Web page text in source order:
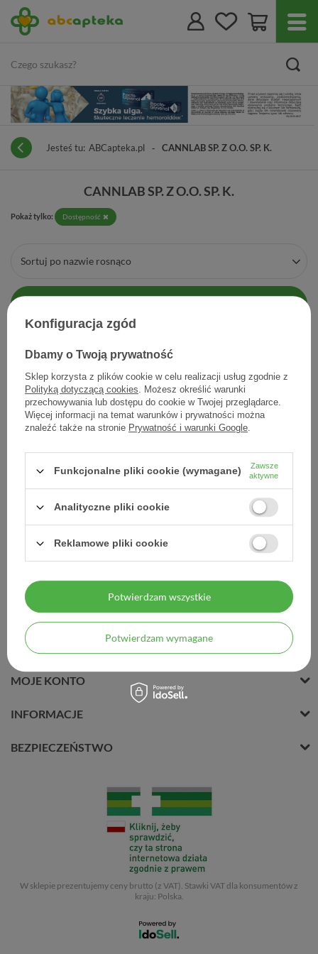
Jesteś tu: ABCapteka.pl CANNLAB SP. Z O.O. SP. K.
CANNLAB SP. Z O.O. SP. K.
Pokaż tylko: Dostępność
Sortuj po nazwie rosnąco
Adaptogeny+Astaksantyna
10 ml
MOJE ZAMÓWIENIE
MOJE KONTO
INFORMACJE
BEZPIECZEŃSTWO
W sklepie prezentujemy ceny brutto (z VAT). Stawki VAT dla konsumentów z
kraju: Polska.
Konfiguracja zgód
Dbamy o Twoją prywatność
Sklep korzysta z plików cookie w celu realizacji usług zgodnie z
Polityką dotyczącą cookies. Możesz określić warunki
przechowywania lub dostępu do cookie w Twojej przeglądarce.
Więcej informacji na temat warunków i prywatności można
znaleźć także na stronie Prywatność i warunki Google.
Funkcjonalne pliki cookie (wymagane)
Zawsze
aktywne
Analityczne pliki cookie
Reklamowe pliki cookie
Potwierdzam wymagane
Potwierdzam wszystkie